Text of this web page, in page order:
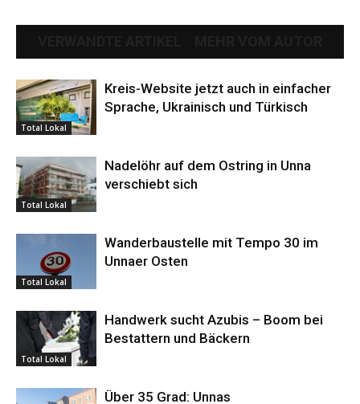
Total Lokal
Kreis-Website jetzt auch in einfacher
Sprache, Ukrainisch und Türkisch
Total Lokal
Nadelöhr auf dem Ostring in Unna
verschiebt sich
Total Lokal
Wanderbaustelle mit Tempo 30 im
Unnaer Osten
Total Lokal
Handwerk sucht Azubis – Boom bei
Bestattern und Bäckern
Über 35 Grad: Unnas